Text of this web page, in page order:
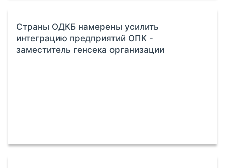
Страны ОДКБ намерены усилить
интеграцию предприятий ОПК -
заместитель генсека организации